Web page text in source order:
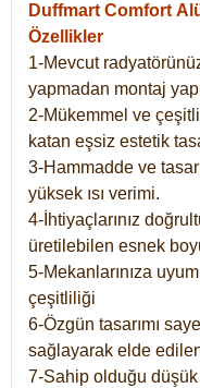
Duffmart Comfort
Özellikler
1-Mevcut
yapmadan montaj
2-Mükemmel ve
katan eşsiz estetik
3-Hammadde ve
yüksek ısı verimi.
4-İhtiyaçlarınız
üretilebilen esnek
5-Mekanlarınıza
çeşitliliği
6-Özgün tasarımı
sağlayarak elde
7-Sahip olduğu